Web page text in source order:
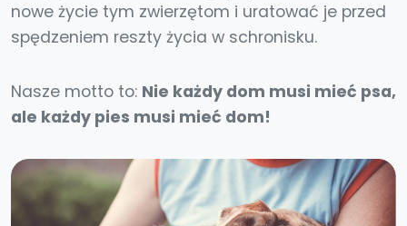
nowe życie tym zwierzętom i uratować je przed
spędzeniem reszty życia w schronisku.
Nasze motto to: Nie każdy dom musi mieć psa,
ale każdy pies musi mieć dom!